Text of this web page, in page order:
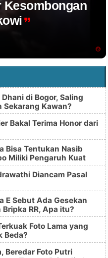
di Bogor, Saling
Sekarang Kawan?
Bakal Terima Honor dari
Bisa Tentukan Nasib
Miliki Pengaruh Kuat
Diancam Pasal
E Sebut Ada Gesekan
RR, Apa itu?
Foto Lama yang
Beda?
Beredar Foto Putri